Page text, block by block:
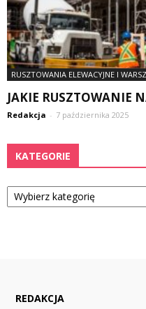
RUSZTOWANIA ELEWACYJNE I
JAKIE RUSZTOWANIE
Redakcja - 7 października 2025
KATEGORIE
Kategorie
REDAKCJA